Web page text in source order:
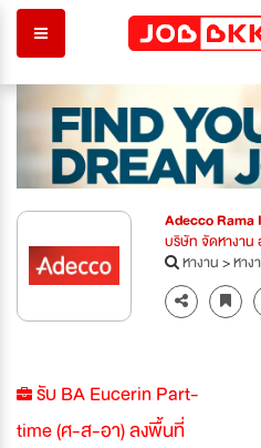
Adecco Rama
บริษัท จัดหางาน
หางาน>หาง
รับ BA Eucerin Part-
time (ศ-ส-อา) ลงพื้นที่